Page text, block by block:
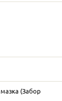
(Забор